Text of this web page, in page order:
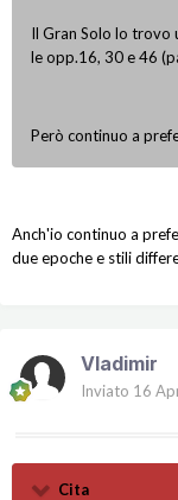
Il Gran Solo lo trovo
le opp.16, 30 e 46
Però continuo a
Anch'io continuo a
due epoche e stili
Vladimir
Inviato 16
Cita